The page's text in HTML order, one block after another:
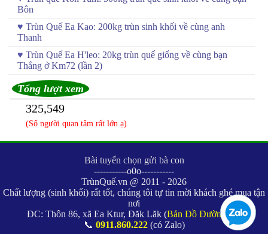
Bôn
♥ Trùn Quế Ea Kao: 200kg trùn sinh khối về cùng anh
Thanh
♥ Trùn Quế Ea H'leo: 20kg trùn quế giống về cùng bạn
Thắng ở Km72 (lần 2)
Tổng lượt xem
325,549
(Số người quan tâm rất lớn ạ)
Bài tuyển chọn gửi bà con
-----------o0o-----------
TrùnQuế.vn @ 2011 - 2026
Chất lượng (sinh khối) rất tốt, chúng tôi tự tin mời khách ghé mua tận
nơi
ĐC: Thôn 86, xã Ea Ktur, Đăk Lăk (Bản Đồ Đường Đi)
📞 0911.860.222(có Zalo)